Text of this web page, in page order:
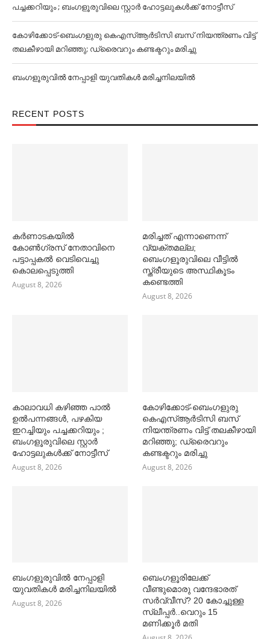
പച്ചക്കറിയും ; ബംഗളൂരുവിലെ സ്റ്റാര്‍ ഹോട്ടലുകള്‍ക്ക് നോട്ടീസ്
കോഴിക്കോട്-ബെംഗളുരു കെഎസ്ആർടിസി ബസ് നിയന്ത്രണം വിട്ട്
തലകീഴായി മറിഞ്ഞു; ഡ്രൈവറും കണ്ടക്ട‌റും മരിച്ചു
ബംഗളൂരുവില്‍ നേപ്പാളി യുവതികള്‍ മരിച്ചനിലയില്‍
RECENT POSTS
കര്‍ണാടകയില്‍
കോണ്‍ഗ്രസ് നേതാവിനെ
പട്ടാപ്പകല്‍ വെടിവെച്ചു
കൊലപ്പെടുത്തി
August 8, 2026
മരിച്ചത് എന്നാണെന്ന്
വ്യക്തമല്ല;
ബെംഗളൂരുവിലെ വീട്ടില്‍
സ്ത്രീയുടെ അസ്ഥികൂടം
കണ്ടെത്തി
August 8, 2026
കാലാവധി കഴിഞ്ഞ പാല്‍
ഉല്‍പന്നങ്ങള്‍, പഴകിയ
ഇറച്ചിയും പച്ചക്കറിയും ;
ബംഗളൂരുവിലെ സ്റ്റാര്‍
ഹോട്ടലുകള്‍ക്ക് നോട്ടീസ്
August 8, 2026
കോഴിക്കോട്-ബെംഗളുരു
കെഎസ്ആർടിസി ബസ്
നിയന്ത്രണം വിട്ട് തലകീഴായി
മറിഞ്ഞു; ഡ്രൈവറും
കണ്ടക്ട‌റും മരിച്ചു
August 8, 2026
ബംഗളൂരുവില്‍ നേപ്പാളി
യുവതികള്‍ മരിച്ചനിലയില്‍
August 8, 2026
ബെംഗളൂരിലേക്ക്
വീണ്ടുമൊരു വന്ദേഭാരത്
സര്‍വ്വീസ്? 20 കോച്ചുള്ള
സ്ലീപ്പര്‍..വെറും 15
മണിക്കൂര്‍ മതി